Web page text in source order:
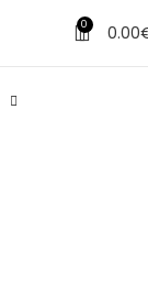
0 0.00